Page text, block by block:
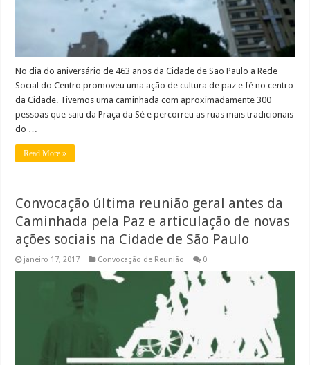
No dia do aniversário de 463 anos da Cidade de São Paulo a Rede
Social do Centro promoveu uma ação de cultura de paz e fé no centro
da Cidade. Tivemos uma caminhada com aproximadamente 300
pessoas que saiu da Praça da Sé e percorreu as ruas mais tradicionais
do …
Read More »
Convocação última reunião geral antes da
Caminhada pela Paz e articulação de novas
ações sociais na Cidade de São Paulo
janeiro 17, 2017 Convocação de Reunião 0